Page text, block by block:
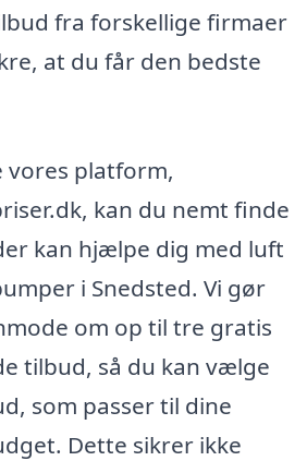
fra forskellige firmaer
at du får den bedste
vores platform,
kan du nemt finde
kan hjælpe dig med luft
i Snedsted. Vi gør
om op til tre gratis
tilbud, så du kan vælge
som passer til dine
Dette sikrer ikke